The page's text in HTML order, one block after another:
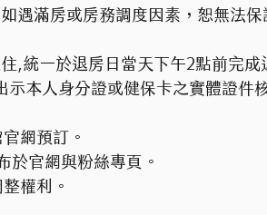
遇滿房或房務調度因素，恕無法
,統一於退房日當天下午2點前完成
示本人身分證或健保卡之實體證件
網預訂。
於官網與粉絲專頁。
權利。